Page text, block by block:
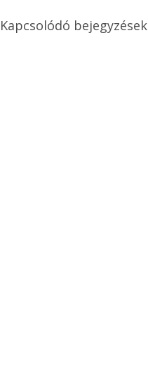
Kapcsolódó bejegyzések